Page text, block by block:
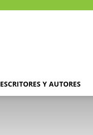
ESCRITORES Y AUTORES